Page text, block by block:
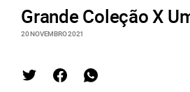
Grande Coleção X
20 NOVEMBRO 2021